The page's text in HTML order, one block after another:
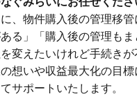
、物件購入後の管理移
る」「購入後の管理も
を変えたいけれど手続き
想いや収益最大化の目
サポートいたします。